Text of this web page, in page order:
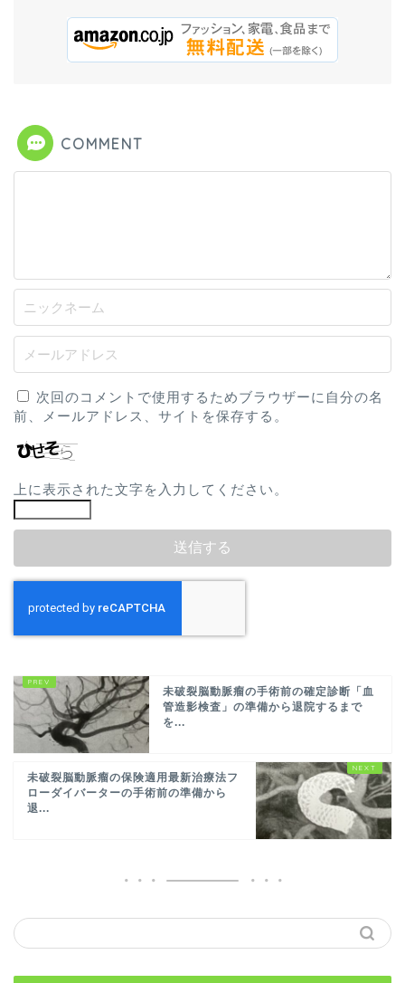
COMMENT
次回のコメントで使用するためブラウザーに自分の名
前、メールアドレス、サイトを保存する。
上に表示された文字を入力してください。
未破裂脳動脈瘤の手術前の確定診断「血
管造影検査」の準備から退院するまで
を...
未破裂脳動脈瘤の保険適用最新治療法フ
ローダイバーターの手術前の準備から
退...